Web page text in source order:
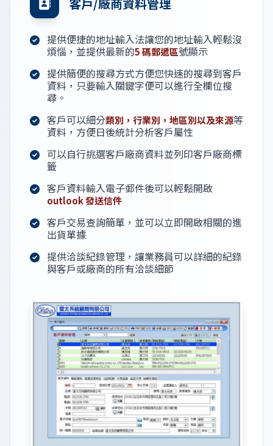
提供便捷的地址輸入法讓您的地址輸入輕鬆沒
煩惱，並提供最新的5 碼郵遞區號顯示
提供簡便的搜尋方式方便您快速的搜尋到客戶
資料，只要輸入關鍵字便可以進行全欄位搜
尋。
客戶可以細分類別，行業別，地區別以及來源等
資料，方便日後統計分析客戶屬性
可以自行挑選客戶廠商資料並列印客戶廠商標
籤
客戶資料輸入電子郵件後可以輕鬆開啟
outlook 發送信件
客戶交易查詢簡單，並可以立即開啟相關的進
出貨單據
提供洽談紀錄管理，讓業務員可以詳細的紀錄
與客戶或廠商的所有洽談細節